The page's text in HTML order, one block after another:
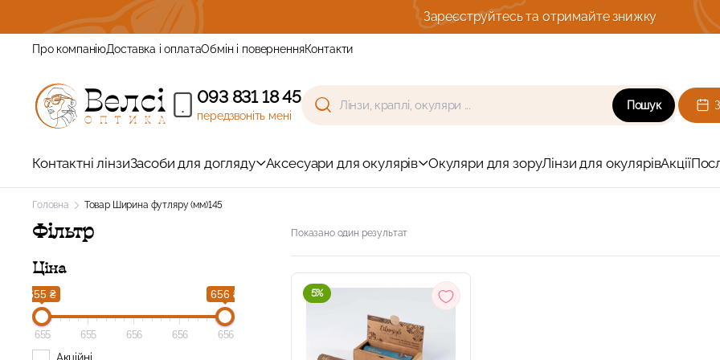
щоб отримати знижку! Зареєструйтесь та отримайте знижку
Про компаніюДоставка і оплатаОбмін і поверненняКонтакти
093 831 18 45
передзвоніть мені
Пошук
Контактні лінзиЗасоби для догляду Аксесуари для окулярів Окуляри для зоруЛінзи для окулярівАкції
Головна Товар Ширина футляру (мм)145
Показано один результат
5%
Фільтр
Ціна
655 ₴ 656 ₴
655 655 656 656 656
Акційні